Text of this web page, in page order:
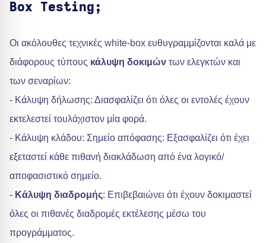
Box Testing;
Οι ακόλουθες τεχνικές white-box ευθυγραμμίζονται καλά με
διάφορους τύπους κάλυψη δοκιμών των ελεγκτών και
των σεναρίων:
- Κάλυψη δήλωσης: Διασφαλίζει ότι όλες οι εντολές έχουν
εκτελεστεί τουλάχιστον μία φορά.
- Κάλυψη κλάδου: Σημείο απόφασης: Εξασφαλίζει ότι έχει
εξεταστεί κάθε πιθανή διακλάδωση από ένα λογικό/
αποφασιστικό σημείο.
- Κάλυψη διαδρομής: Επιβεβαιώνει ότι έχουν δοκιμαστεί
όλες οι πιθανές διαδρομές εκτέλεσης μέσω του
προγράμματος.